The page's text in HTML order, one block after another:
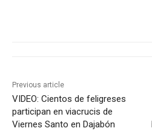
Previous article
VIDEO: Cientos de feligreses
participan en viacrucis de
Viernes Santo en Dajabón